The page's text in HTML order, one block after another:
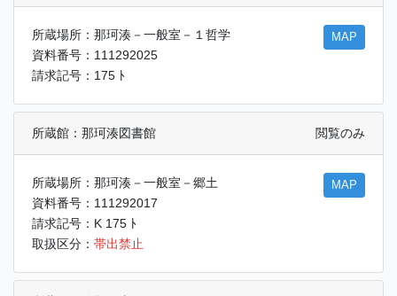
所蔵場所：那珂湊－一般室－１哲学
資料番号：111292025
請求記号：175 ﾄ
MAP
所蔵館：那珂湊図書館 閲覧のみ
所蔵場所：那珂湊－一般室－郷土
資料番号：111292017
請求記号：K 175 ﾄ
取扱区分： 帯出禁止
MAP